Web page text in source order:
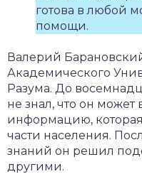
готова в любой
помощи.
Валерий
Академического
Разума. До
не знал, что он
информацию,
части населения.
знаний он решил
другими.